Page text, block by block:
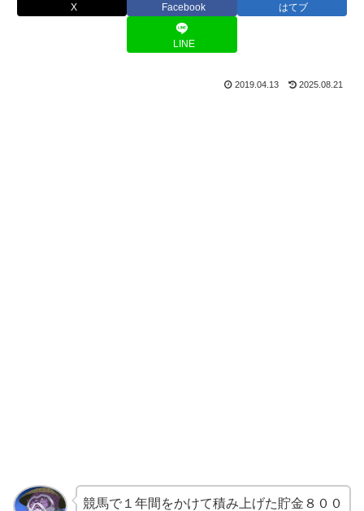
X Facebook はてブ
LINE
2019.04.13 2025.08.21
競馬で１年間をかけて積み上げた貯金８００